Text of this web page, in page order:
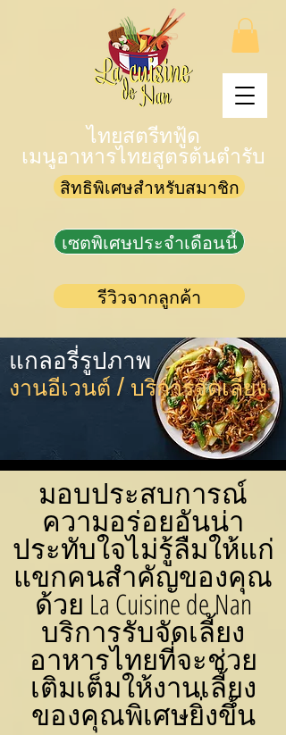
ไทยสตรีทฟู้ด
เมนูอาหารไทยสูตรต้นตำรับ
สิทธิพิเศษสำหรับสมาชิก
เซตพิเศษประจำเดือนนี้
รีวิวจากลูกค้า
แกลอรี่รูปภาพ
งานอีเวนต์ / บริการจัดเลี้ยง
มอบประสบการณ์
ความอร่อยอันน่า
ประทับใจไม่รู้ลืมให้แก่
แขกคนสำคัญของคุณ
ด้วย La Cuisine de Nan
บริการรับจัดเลี้ยง
อาหารไทยที่จะช่วย
เติมเต็มให้งานเลี้ยง
ของคุณพิเศษยิ่งขึ้น